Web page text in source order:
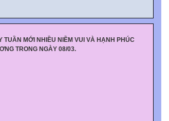
TUẦN MỚI NHIỀU NIỀM VUI VÀ HẠNH PHÚC
TRONG NGÀY 08/03.